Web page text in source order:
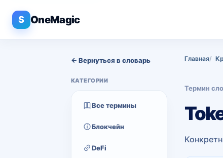
S OneMagic
← Вернуться в словарь
КАТЕГОРИИ
Все термины
Блокчейн
DeFi
Главная
Термин